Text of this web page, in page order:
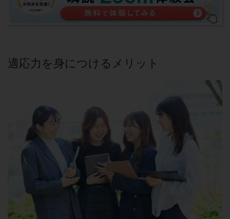
適応力を身につけるメリット